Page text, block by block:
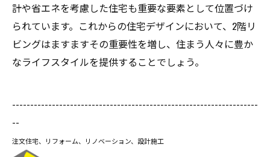
計や省エネを考慮した住宅も重要な要素として位置づけ
られています。これからの住宅デザインにおいて、2階リ
ビングはますますその重要性を増し、住まう人々に豊か
なライフスタイルを提供することでしょう。
--------------------------------------------------------------------
--
注文住宅、リフォーム、リノベーション、設計施工